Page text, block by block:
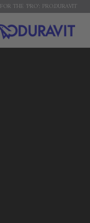
FOR THE 'PRO': PRO.DURAVIT